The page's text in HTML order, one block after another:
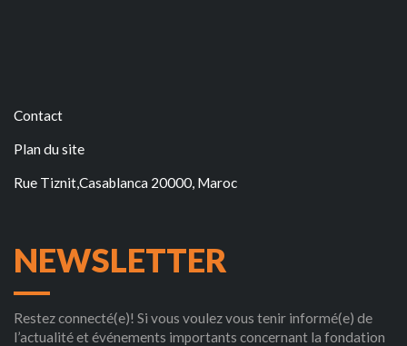
Contact
Plan du site
Rue Tiznit,Casablanca 20000, Maroc
NEWSLETTER
Restez connecté(e)! Si vous voulez vous tenir informé(e) de
l’actualité et événements importants concernant la fondation